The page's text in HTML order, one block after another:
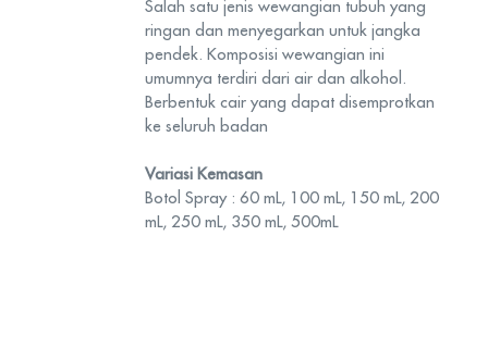
Salah satu jenis wewangian tubuh yang
ringan dan menyegarkan untuk jangka
pendek. Komposisi wewangian ini
umumnya terdiri dari air dan alkohol.
Berbentuk cair yang dapat disemprotkan
ke seluruh badan
Variasi Kemasan
Botol Spray : 60 mL, 100 mL, 150 mL, 200
mL, 250 mL, 350 mL, 500mL